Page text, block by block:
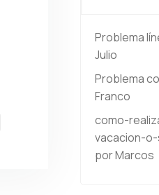
Problema
Julio
Problema
Franco
como-
vacacion-
por Marcos